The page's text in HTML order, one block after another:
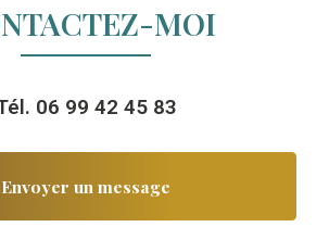
MOI
06 99 42 45 83
Envoyer un message